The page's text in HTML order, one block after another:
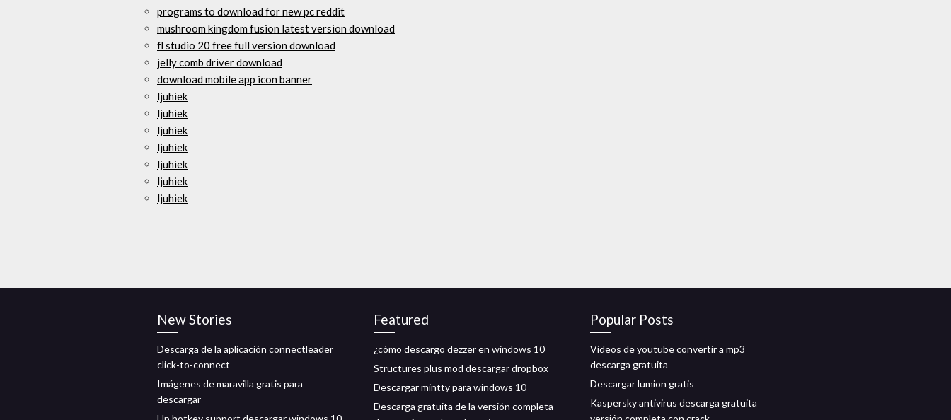
programs to download for new pc reddit
mushroom kingdom fusion latest version download
fl studio 20 free full version download
jelly comb driver download
download mobile app icon banner
ljuhiek
ljuhiek
ljuhiek
ljuhiek
ljuhiek
ljuhiek
ljuhiek
New Stories
Descarga de la aplicación connectleader
click-to-connect
Imágenes de maravilla gratis para
descargar
Featured
¿cómo descargo dezzer en windows 10_
Structures plus mod descargar dropbox
Descargar mintty para windows 10
Descarga gratuita de la versión completa
Popular Posts
Videos de youtube convertir a mp3
descarga gratuita
Descargar lumion gratis
Kaspersky antivirus descarga gratuita